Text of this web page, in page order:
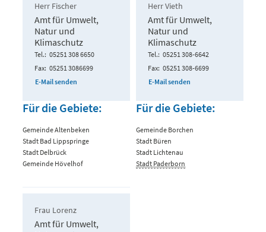
Herr Fischer
Amt für Umwelt,
Natur und
Klimaschutz
Tel. 05251 308 6650
Fax 05251 3086699
E-Mail senden
Für die Gebiete:
Gemeinde Altenbeken
Stadt Bad Lippspringe
Stadt Delbrück
Gemeinde Hövelhof
Frau Lorenz
Amt für Umwelt,
Herr Vieth
Amt für Umwelt,
Natur und
Klimaschutz
Tel. 05251 308-6642
Fax 05251 308-6699
E-Mail senden
Für die Gebiete:
Gemeinde Borchen
Stadt Büren
Stadt Lichtenau
Stadt Paderborn